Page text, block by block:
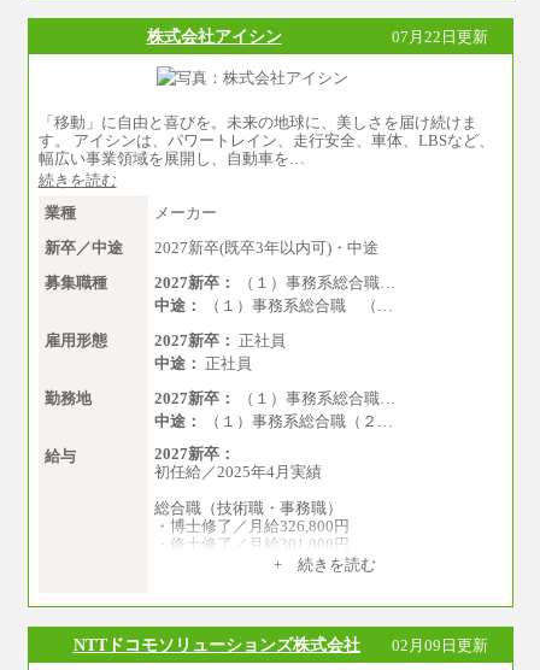
ん。
中途：
＜募集各社・全職種共通＞
※試用期間中の給与に変更はありません。
※経験・能力を考慮し、当社規定により決定い
株式会社アイシン 07月22日更新
「移動」に自由と喜びを。未来の地球に、美しさを届け続けま
す。 アイシンは、パワートレイン、走行安全、車体、LBSなど、
幅広い事業領域を展開し、自動車を…
続きを読む
業種
メーカー
新卒／中途
2027新卒(既卒3年以内可)・中途
募集職種
2027新卒：
（１）事務系総合職…
中途：
（１）事務系総合職 （…
雇用形態
2027新卒： 正社員
中途： 正社員
勤務地
2027新卒：
（１）事務系総合職…
中途：
（１）事務系総合職（２…
給与
2027新卒：
初任給／2025年4月実績
総合職（技術職・事務職）
・博士修了／月給326,800円
・修士修了／月給301,000円
・大学卒／月給282,000円
一般事務職
・博士修了、修士修了、大学卒／月給206,400円
+ 続きを読む
NTTドコモソリューションズ株式会社 02月09日更新